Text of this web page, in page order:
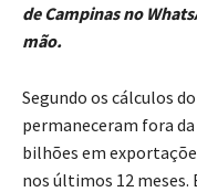
de Campinas no
mão.
Segundo os cálculos
permaneceram fora da
bilhões em
nos últimos 12